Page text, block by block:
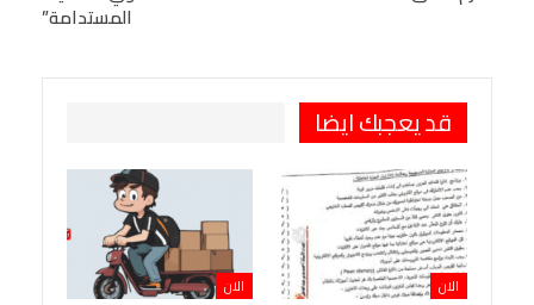
المستدامة”
قد يعجبك ايضا
الان الان